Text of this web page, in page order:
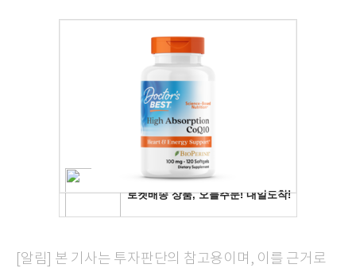
[알림] 본 기사는 투자판단의 참고용이며, 이를 근거로